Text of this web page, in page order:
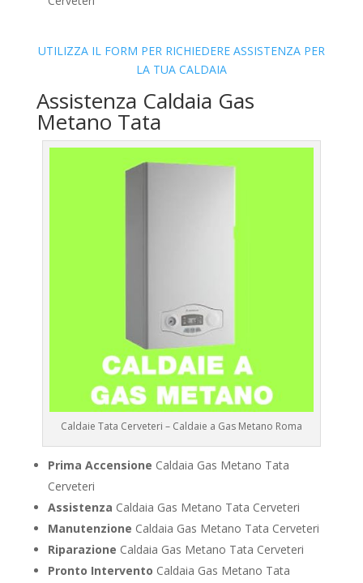
UTILIZZA IL FORM PER RICHIEDERE ASSISTENZA PER
LA TUA CALDAIA
Assistenza Caldaia Gas
Metano Tata
Caldaie Tata Cerveteri – Caldaie a Gas Metano Roma
Prima Accensione Caldaia Gas Metano Tata
Cerveteri
Assistenza Caldaia Gas Metano Tata Cerveteri
Manutenzione Caldaia Gas Metano Tata Cerveteri
Riparazione Caldaia Gas Metano Tata Cerveteri
Pronto Intervento Caldaia Gas Metano Tata